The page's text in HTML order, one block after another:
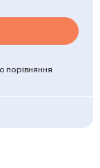
порівняння